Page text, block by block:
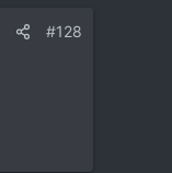
#128